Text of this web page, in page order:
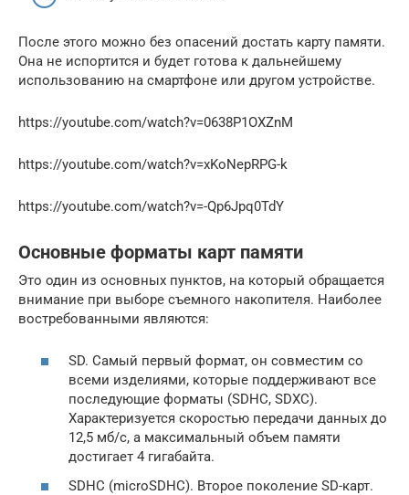
После этого можно без опасений достать карту памяти.
Она не испортится и будет готова к дальнейшему
использованию на смартфоне или другом устройстве.
https://youtube.com/watch?v=0638P1OXZnM
https://youtube.com/watch?v=xKoNepRPG-k
https://youtube.com/watch?v=-Qp6Jpq0TdY
Основные форматы карт памяти
Это один из основных пунктов, на который обращается
внимание при выборе съемного накопителя. Наиболее
востребованными являются:
SD. Самый первый формат, он совместим со
всеми изделиями, которые поддерживают все
последующие форматы (SDHC, SDXC).
Характеризуется скоростью передачи данных до
12,5 мб/с, а максимальный объем памяти
достигает 4 гигабайта.
SDHC (microSDHC). Второе поколение SD-карт.